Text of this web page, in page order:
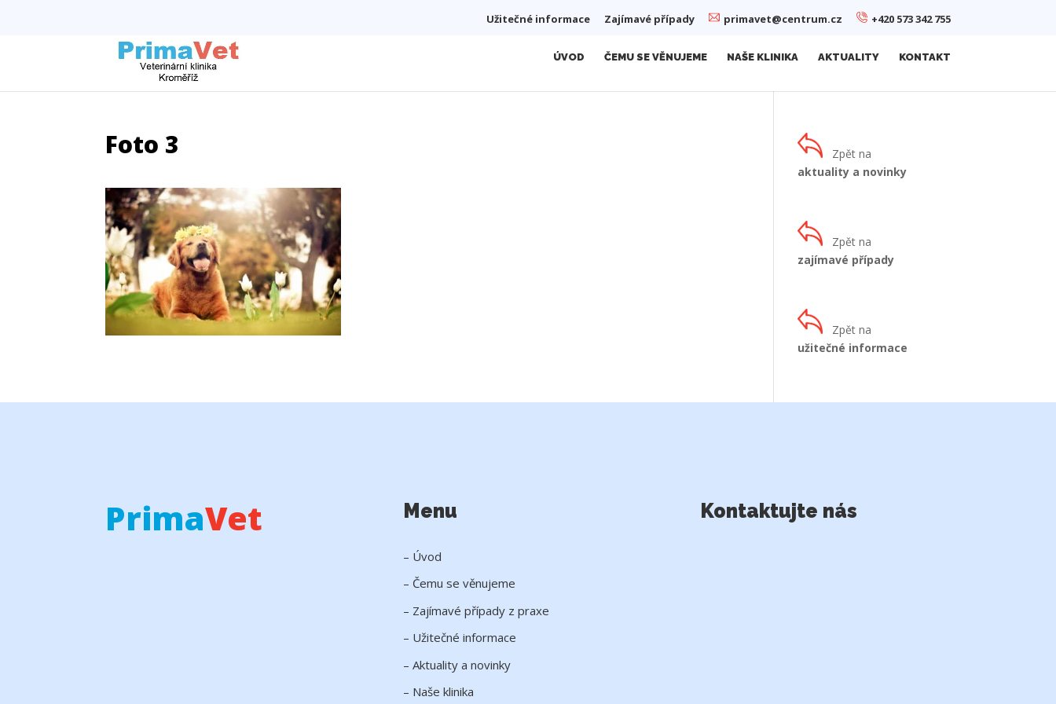
Užitečné informace Zajímavé případy primavet@centrum.cz +420 573 342 755
ÚVOD ČEMU SE VĚNUJEME NAŠE KLINIKA AKTUALITY KONTAKT
Foto 3
Zpět na
aktuality a novinky
Zpět na
zajímavé případy
Zpět na
užitečné informace
PrimaVet Menu
– Úvod
– Čemu se věnujeme
– Zajímavé případy z praxe
– Užitečné informace
– Aktuality a novinky
– Naše klinika
Kontaktujte nás